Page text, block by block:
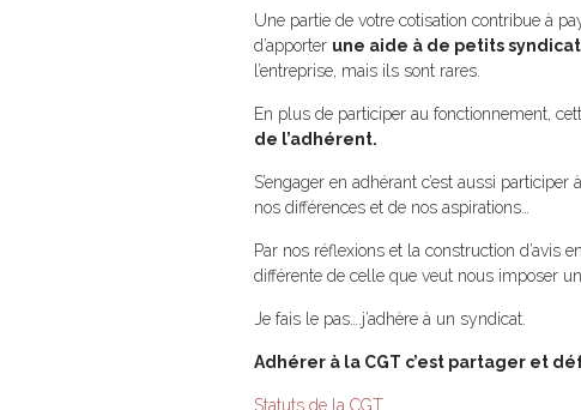
Une partie de votre cotisation contribue à
d’apporter une aide à de petits
l’entreprise, mais ils sont rares.
En plus de participer au fonctionnement,
de l’adhérent.
S’engager en adhérant c’est aussi
nos différences et de nos aspirations…
Par nos réflexions et la construction d’avis
différente de celle que veut nous imposer
Je fais le pas….j’adhère à un syndicat.
Adhérer à la CGT c’est partager et
Statuts de la CGT